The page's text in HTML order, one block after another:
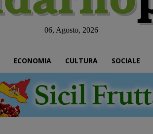
06, Agosto, 2026
ECONOMIA CULTURA SOCIALE